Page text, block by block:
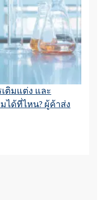
ติมแต่ง และ
ได้ที่ไหน? ผู้ค้าส่ง